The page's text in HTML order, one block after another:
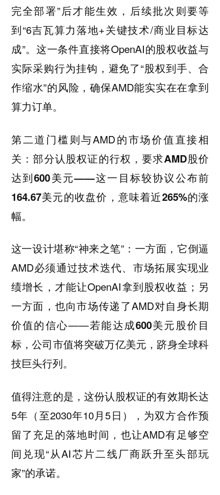
完全部署”后才能生效，后续批次则要等
到“6吉瓦算力落地+关键技术/商业目标达
成”。这一条件直接将OpenAI的股权收益与
实际采购行为挂钩，避免了“股权到手、合
作缩水”的风险，确保AMD能实实在在拿到
算力订单。
第二道门槛则与AMD的市场价值直接相
关：部分认股权证的行权，要求AMD股价
达到600美元——这一目标较协议公布前
164.67美元的收盘价，意味着近265%的涨
幅。
这一设计堪称“神来之笔”：一方面，它倒逼
AMD必须通过技术迭代、市场拓展实现业
绩增长，才能让OpenAI拿到股权收益；另
一方面，也向市场传递了AMD对自身长期
价值的信心——若能达成600美元股价目
标，公司市值将突破万亿美元，跻身全球科
技巨头行列。
值得注意的是，这份认股权证的有效期长达
5年（至2030年10月5日），为双方合作预
留了充足的落地时间，也让AMD有足够空
间兑现“从AI芯片二线厂商跃升至头部玩
家”的承诺。